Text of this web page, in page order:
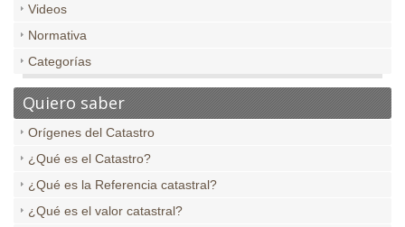
Videos
Normativa
Categorías
Quiero saber
Orígenes del Catastro
¿Qué es el Catastro?
¿Qué es la Referencia catastral?
¿Qué es el valor catastral?